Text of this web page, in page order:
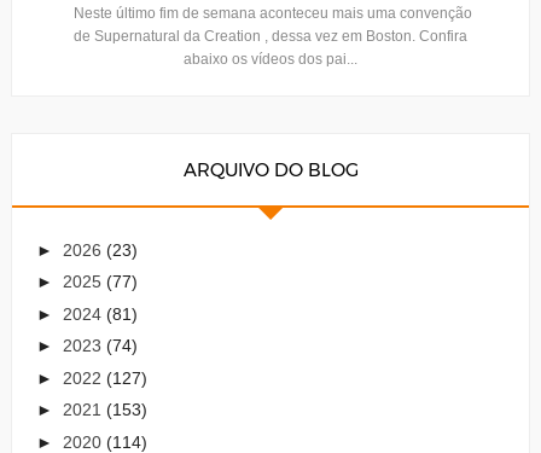
Neste último fim de semana aconteceu mais uma convenção
de Supernatural da Creation , dessa vez em Boston. Confira
abaixo os vídeos dos pai...
ARQUIVO DO BLOG
► 2026 (23)
► 2025 (77)
► 2024 (81)
► 2023 (74)
► 2022 (127)
► 2021 (153)
► 2020 (114)